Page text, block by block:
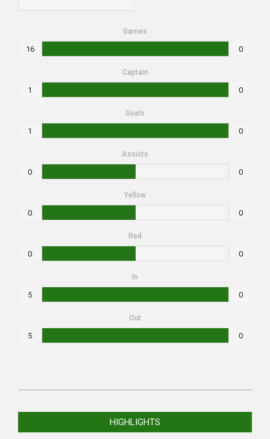
Games
16 0
Captain
1 0
Goals
1 0
Assists
0 0
Yellow
0 0
Red
0 0
In
5 0
Out
5 0
09-
HIGHLIGHTS